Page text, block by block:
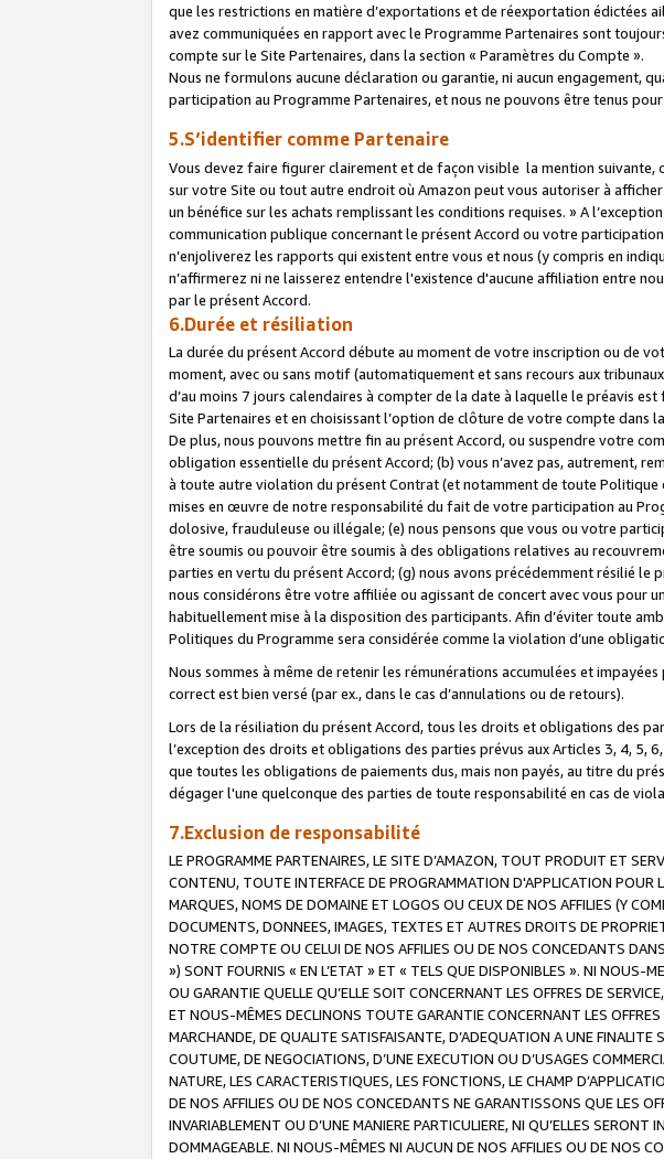
que les restrictions en matière d’exportations et de réexportation édictées
avez communiquées en rapport avec le Programme Partenaires sont
compte sur le Site Partenaires, dans la section « Paramètres du Compte ».
Nous ne formulons aucune déclaration ou garantie, ni aucun engagement,
participation au Programme Partenaires, et nous ne pouvons être tenus
5.S’identifier comme Partenaire
Vous devez faire figurer clairement et de façon visible la mention
sur votre Site ou tout autre endroit où Amazon peut vous autoriser à
un bénéfice sur les achats remplissant les conditions requises. » A
communication publique concernant le présent Accord ou votre
n’enjoliverez les rapports qui existent entre vous et nous (y compris en
n’affirmerez ni ne laisserez entendre l'existence d'aucune affiliation entre
par le présent Accord.
6.Durée et résiliation
La durée du présent Accord débute au moment de votre inscription ou de
moment, avec ou sans motif (automatiquement et sans recours aux
d’au moins 7 jours calendaires à compter de la date à laquelle le préavis
Site Partenaires et en choisissant l’option de clôture de votre compte dans
De plus, nous pouvons mettre fin au présent Accord, ou suspendre votre
obligation essentielle du présent Accord; (b) vous n’avez pas, autrement,
à toute autre violation du présent Contrat (et notamment de toute
mises en œuvre de notre responsabilité du fait de votre participation au
dolosive, frauduleuse ou illégale; (e) nous pensons que vous ou votre
être soumis ou pouvoir être soumis à des obligations relatives au
parties en vertu du présent Accord; (g) nous avons précédemment résilié
nous considérons être votre affiliée ou agissant de concert avec vous pour
habituellement mise à la disposition des participants. Afin d’éviter toute
Politiques du Programme sera considérée comme la violation d’une
Nous sommes à même de retenir les rémunérations accumulées et
correct est bien versé (par ex., dans le cas d’annulations ou de retours).
Lors de la résiliation du présent Accord, tous les droits et obligations des
l’exception des droits et obligations des parties prévus aux Articles 3, 4, 5,
que toutes les obligations de paiements dus, mais non payés, au titre du
dégager l'une quelconque des parties de toute responsabilité en cas de
7.Exclusion de responsabilité
LE PROGRAMME PARTENAIRES, LE SITE D’AMAZON, TOUT PRODUIT ET
CONTENU, TOUTE INTERFACE DE PROGRAMMATION D'APPLICATION
MARQUES, NOMS DE DOMAINE ET LOGOS OU CEUX DE NOS AFFILIES (Y
DOCUMENTS, DONNEES, IMAGES, TEXTES ET AUTRES DROITS DE
NOTRE COMPTE OU CELUI DE NOS AFFILIES OU DE NOS CONCEDANTS
») SONT FOURNIS « EN L’ETAT » ET « TELS QUE DISPONIBLES ». NI NOUS-
OU GARANTIE QUELLE QU’ELLE SOIT CONCERNANT LES OFFRES DE
ET NOUS-MÊMES DECLINONS TOUTE GARANTIE CONCERNANT LES
MARCHANDE, DE QUALITE SATISFAISANTE, D’ADEQUATION A UNE
COUTUME, DE NEGOCIATIONS, D’UNE EXECUTION OU D’USAGES
NATURE, LES CARACTERISTIQUES, LES FONCTIONS, LE CHAMP
DE NOS AFFILIES OU DE NOS CONCEDANTS NE GARANTISSONS QUE LES
INVARIABLEMENT OU D’UNE MANIERE PARTICULIERE, NI QU’ELLES
DOMMAGEABLE. NI NOUS-MÊMES NI AUCUN DE NOS AFFILIES OU DE NOS